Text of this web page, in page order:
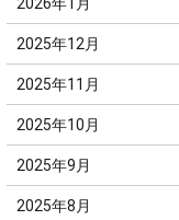
2026年1月
2025年12月
2025年11月
2025年10月
2025年9月
2025年8月